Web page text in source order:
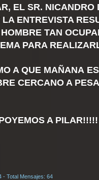
EL SR.
ENTREVISTA
TAN
PARA
A QUE MAÑANA
CERCANO A
A
- Total Mensajes: 64